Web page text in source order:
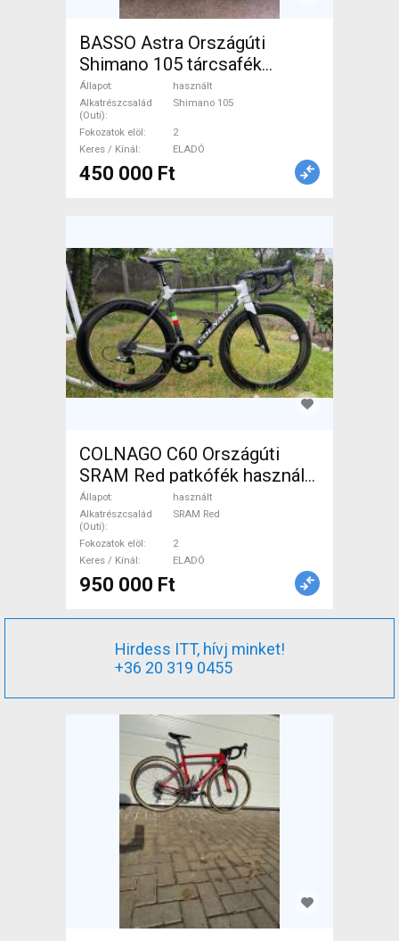
BASSO Astra Országúti
Shimano 105 tárcsafék
használt ELADÓ
Állapot
használt
Alkatrészcsalád
(Outi)
Shimano 105
Fokozatok elöl
2
Keres / Kínál
ELADÓ
450 000 Ft
COLNAGO C60 Országúti
SRAM Red patkófék használt
ELADÓ
Állapot
használt
Alkatrészcsalád
(Outi)
SRAM Red
Fokozatok elöl
2
Keres / Kínál
ELADÓ
950 000 Ft
Hirdess ITT, hívj minket!
+36 20 319 0455